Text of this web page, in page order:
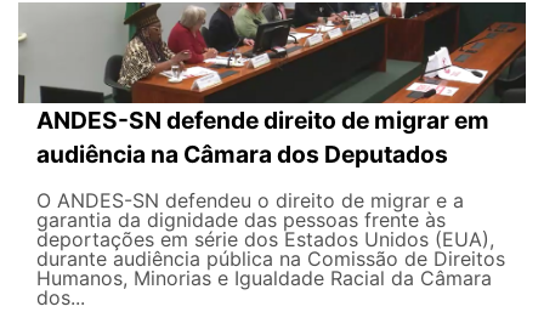
ANDES-SN defende direito de migrar em
audiência na Câmara dos Deputados
O ANDES-SN defendeu o direito de migrar e a
garantia da dignidade das pessoas frente às
deportações em série dos Estados Unidos (EUA),
durante audiência pública na Comissão de Direitos
Humanos, Minorias e Igualdade Racial da Câmara
dos...